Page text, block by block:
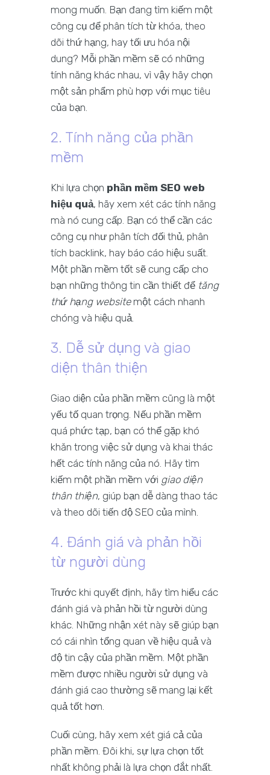
mong muốn. Bạn đang tìm kiếm một
công cụ để phân tích từ khóa, theo
dõi thứ hạng, hay tối ưu hóa nội
dung? Mỗi phần mềm sẽ có những
tính năng khác nhau, vì vậy hãy chọn
một sản phẩm phù hợp với mục tiêu
của bạn.
2. Tính năng của phần
mềm
Khi lựa chọn phần mềm SEO web
hiệu quả, hãy xem xét các tính năng
mà nó cung cấp. Bạn có thể cần các
công cụ như phân tích đối thủ, phân
tích backlink, hay báo cáo hiệu suất.
Một phần mềm tốt sẽ cung cấp cho
bạn những thông tin cần thiết để tăng
thứ hạng websitemột cách nhanh
chóng và hiệu quả.
3. Dễ sử dụng và giao
diện thân thiện
Giao diện của phần mềm cũng là một
yếu tố quan trọng. Nếu phần mềm
quá phức tạp, bạn có thể gặp khó
khăn trong việc sử dụng và khai thác
hết các tính năng của nó. Hãy tìm
kiếm một phần mềm với giao diện
thân thiện, giúp bạn dễ dàng thao tác
và theo dõi tiến độ SEO của mình.
4. Đánh giá và phản hồi
từ người dùng
Trước khi quyết định, hãy tìm hiểu các
đánh giá và phản hồi từ người dùng
khác. Những nhận xét này sẽ giúp bạn
có cái nhìn tổng quan về hiệu quả và
độ tin cậy của phần mềm. Một phần
mềm được nhiều người sử dụng và
đánh giá cao thường sẽ mang lại kết
quả tốt hơn.
Cuối cùng, hãy xem xét giá cả của
phần mềm. Đôi khi, sự lựa chọn tốt
nhất không phải là lựa chọn đắt nhất.